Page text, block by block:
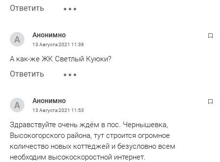
Ответить
Анонимно
13 Августа 2021 11:38
А как-же ЖК Светлый Куюки?
Ответить
Анонимно
13 Августа 2021 11:53
Здравствуйте очень ждём в пос. Чернышевка,
Высокогорского района, тут строится огромное
количество новых коттеджей и безусловно всем
необходим высокоскоростной интернет.